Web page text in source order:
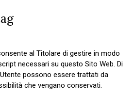
al Titolare di gestire in modo
necessari su questo Sito Web. Di
possono essere trattati da
che vengano conservati.